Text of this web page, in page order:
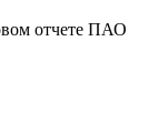
отчете ПАО